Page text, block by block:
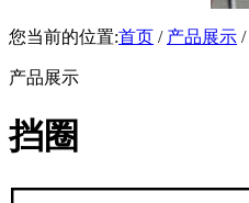
您当前的位置:首页 / 产品展示 /
产品展示
挡圈